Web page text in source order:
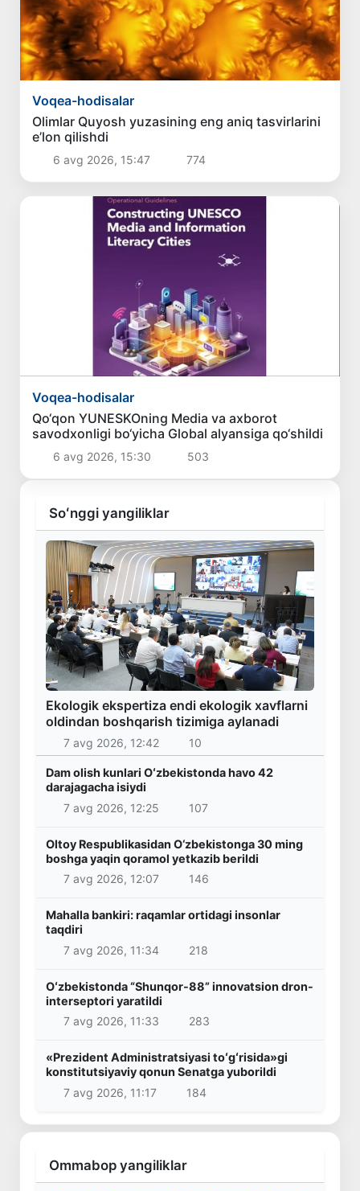
Voqea-hodisalar
Olimlar Quyosh yuzasining eng aniq tasvirlarini
e’lon qilishdi
6 avg 2026, 15:47 774
Voqea-hodisalar
Qo‘qon YUNESKOning Media va axborot
savodxonligi bo‘yicha Global alyansiga qo‘shildi
6 avg 2026, 15:30 503
Soʻnggi yangiliklar
Ekologik ekspertiza endi ekologik xavflarni
oldindan boshqarish tizimiga aylanadi
7 avg 2026, 12:42 10
Dam olish kunlari Oʻzbekistonda havo 42
darajagacha isiydi
7 avg 2026, 12:25
107
Oltoy Respublikasidan O‘zbekistonga 30 ming
boshga yaqin qoramol yetkazib berildi
7 avg 2026, 12:07
146
Mahalla bankiri: raqamlar ortidagi insonlar
taqdiri
7 avg 2026, 11:34
218
Oʻzbekistonda “Shunqor-88” innovatsion dron-
interseptori yaratildi
7 avg 2026, 11:33
283
«Prezident Administratsiyasi toʻgʻrisida»gi
konstitutsiyaviy qonun Senatga yuborildi
7 avg 2026, 11:17
184
Ommabop yangiliklar